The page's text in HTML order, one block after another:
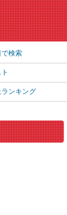
検索
ンキング